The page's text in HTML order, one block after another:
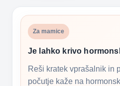
Za mamice
Je lahko krivo
Reši kratek vprašalnik in
počutje kaže na